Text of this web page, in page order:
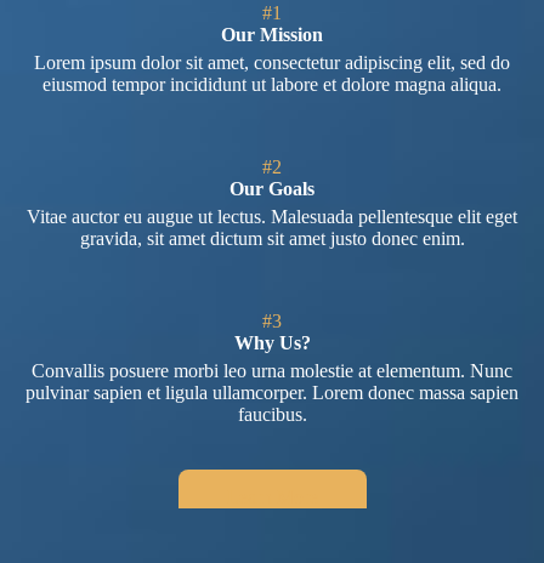
#1
Our Mission
Lorem ipsum dolor sit amet, consectetur adipiscing elit, sed do
eiusmod tempor incididunt ut labore et dolore magna aliqua.
#2
Our Goals
Vitae auctor eu augue ut lectus. Malesuada pellentesque elit eget
gravida, sit amet dictum sit amet justo donec enim.
#3
Why Us?
Convallis posuere morbi leo urna molestie at elementum. Nunc
pulvinar sapien et ligula ullamcorper. Lorem donec massa sapien
faucibus.